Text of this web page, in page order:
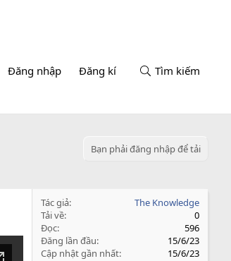
Đăng nhập Đăng kí Tìm kiếm
Bạn phải đăng nhập để tải
Tác giả
The Knowledge
Tải về
0
Đọc
596
Đăng lần đầu
15/6/23
Cập nhật gần nhất
15/6/23